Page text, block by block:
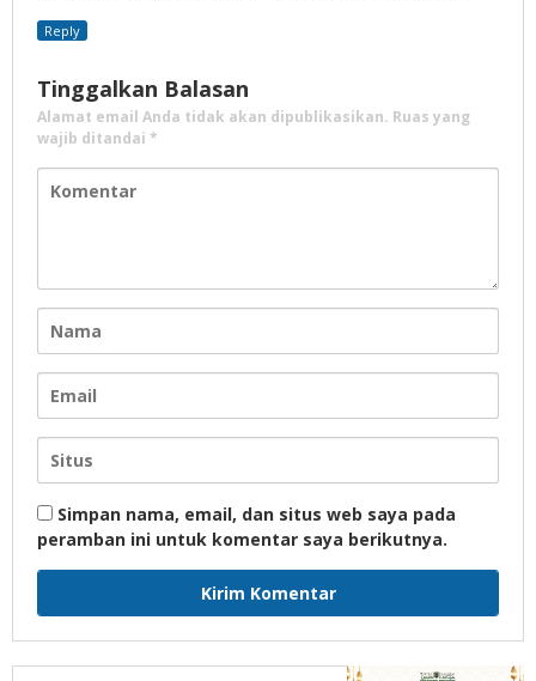
Reply
Tinggalkan Balasan
Alamat email Anda tidak akan dipublikasikan. Ruas yang
wajib ditandai *
Simpan nama, email, dan situs web saya pada
peramban ini untuk komentar saya berikutnya.